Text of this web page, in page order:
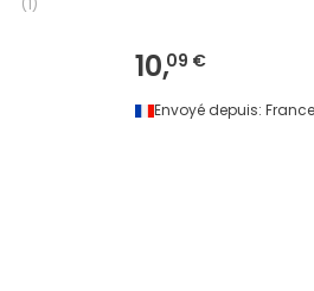
(1)
10,09 €
Envoyé depuis: France